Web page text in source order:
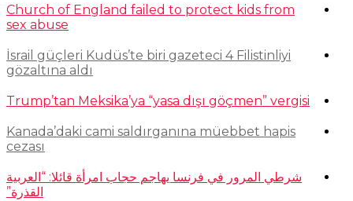
Church of England failed to protect kids from
sex abuse
İsrail güçleri Kudüs’te biri gazeteci 4 Filistinliyi
gözaltına aldı
Trump’tan Meksika’ya “yasa dışı göçmen” vergisi
Kanada’daki cami saldırganına müebbet hapis
cezası
شرطي المرور في فرنسا يهاجم حجاب امرأة قائلا: “العربية
القذرة”